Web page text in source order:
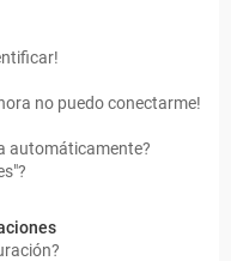
no puedo conectarme!
automáticamente?